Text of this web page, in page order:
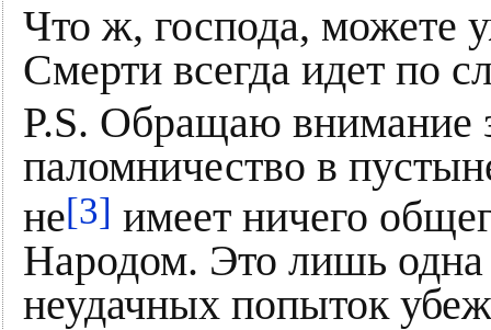
Что ж, господа, можете
Смерти всегда идет по
P.S. Обращаю внимание
паломничество в
не[3] имеет ничего
Народом. Это лишь
неудачных попыток